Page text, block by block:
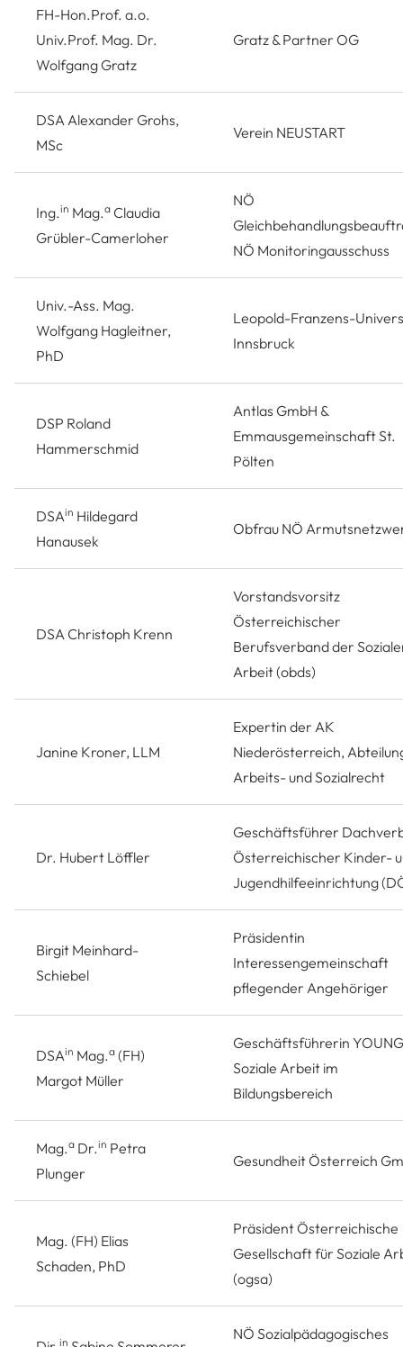
FH-Hon.Prof. a.o.
Univ.Prof. Mag. Dr.
Wolfgang Gratz
Gratz & Partner OG
DSA Alexander Grohs,
MSc
Verein NEUSTART
Ing.in Mag.a Claudia
Grübler-Camerloher
NÖ
NÖ Monitoringausschuss
Univ.-Ass. Mag.
Wolfgang Hagleitner,
PhD
Leopold-Franzens-
Innsbruck
DSP Roland
Hammerschmid
Antlas GmbH &
Emmausgemeinschaft St.
Pölten
DSAin Hildegard
Hanausek
Obfrau NÖ
DSA Christoph Krenn
Vorstandsvorsitz
Österreichischer
Berufsverband der
Arbeit (obds)
Janine Kroner, LLM
Expertin der AK
Niederösterreich,
Arbeits- und Sozialrecht
Dr. Hubert Löffler
Geschäftsführer
Österreichischer Kinder-
Jugendhilfeeinrichtung
Birgit Meinhard-
Schiebel
Präsidentin
Interessengemeinschaft
pflegender Angehöriger
DSAin Mag.a (FH)
Margot Müller
Geschäftsführerin
Soziale Arbeit im
Bildungsbereich
Mag.a Dr.in Petra
Plunger
Gesundheit Österreich
Mag. (FH) Elias
Schaden, PhD
Präsident Österreichische
Gesellschaft für Soziale
(ogsa)
in NÖ Sozialpädagogisches